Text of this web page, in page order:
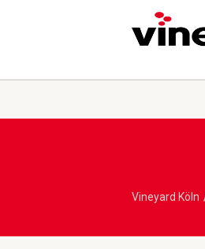
Vineyard Köln